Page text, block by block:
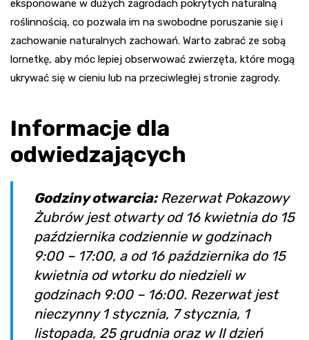
eksponowane w dużych zagrodach pokrytych naturalną
roślinnością, co pozwala im na swobodne poruszanie się i
zachowanie naturalnych zachowań. Warto zabrać ze sobą
lornetkę, aby móc lepiej obserwować zwierzęta, które mogą
ukrywać się w cieniu lub na przeciwległej stronie zagrody.
Informacje dla
odwiedzających
Godziny otwarcia:Rezerwat Pokazowy
Żubrów jest otwarty od 16 kwietnia do 15
października codziennie w godzinach
9:00 – 17:00, a od 16 października do 15
kwietnia od wtorku do niedzieli w
godzinach 9:00 – 16:00. Rezerwat jest
nieczynny 1 stycznia, 7 stycznia, 1
listopada, 25 grudnia oraz w II dzień